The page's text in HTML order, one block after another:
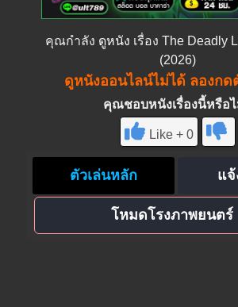
คุณกำลัง ดูหนัง เรื่อง The Deadly
(2026)
ดูหนังออนไลน์ไม่ได้ ลองกด
คุณชอบหนังเรื่องนี้หรือ
Like + 0
ตัวเล่นหลัก แ
โหมดโรงภาพยนตร์